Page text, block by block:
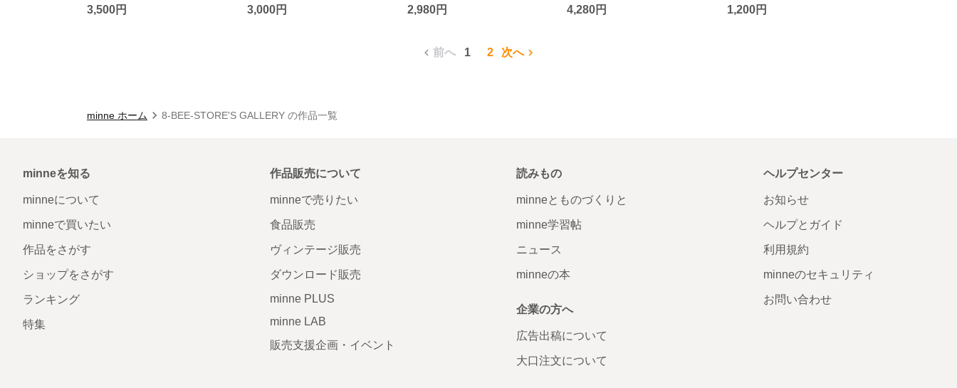
3,500円 3,000円 2,980円 4,280円 1,200円
前へ 1 2 次へ
minne ホーム 8-BEE-STORE'S GALLERY の作品一覧
minneを知る
minneについて
minneで買いたい
作品をさがす
ショップをさがす
ランキング
特集
作品販売について
minneで売りたい
食品販売
ヴィンテージ販売
ダウンロード販売
minne PLUS
minne LAB
販売支援企画・イベント
読みもの
minneとものづくりと
minne学習帖
ニュース
minneの本
企業の方へ
広告出稿について
大口注文について
ヘルプセンター
お知らせ
ヘルプとガイド
利用規約
minneのセキュリティ
お問い合わせ